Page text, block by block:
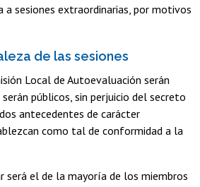
a sesiones extraordinarias, por motivos
de las sesiones
Local de Autoevaluación serán
públicos, sin perjuicio del secreto
antecedentes de carácter
como tal de conformidad a la
será el de la mayoría de los miembros